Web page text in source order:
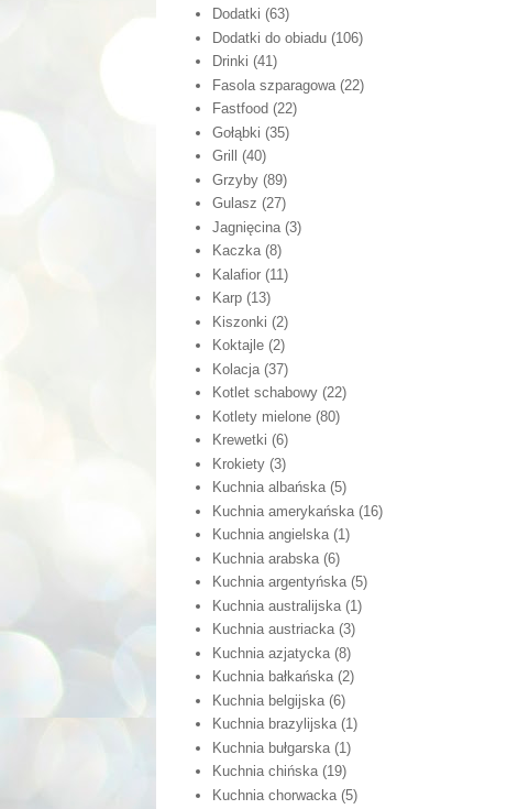
Dodatki (63)
Dodatki do obiadu (106)
Drinki (41)
Fasola szparagowa (22)
Fastfood (22)
Gołąbki (35)
Grill
(40)
Grzyby (89)
Gulasz (27)
Jagnięcina (3)
Kaczka (8)
Kalafior (11)
Karp (13)
Kiszonki (2)
Koktajle (2)
Kolacja (37)
Kotlet schabowy (22)
Kotlety mielone (80)
Krewetki (6)
Krokiety (3)
Kuchnia albańska (5)
Kuchnia amerykańska (16)
Kuchnia angielska (1)
Kuchnia arabska (6)
Kuchnia argentyńska (5)
Kuchnia australijska (1)
Kuchnia austriacka (3)
Kuchnia azjatycka (8)
Kuchnia bałkańska (2)
Kuchnia belgijska (6)
Kuchnia brazylijska (1)
Kuchnia bułgarska (1)
Kuchnia chińska (19)
Kuchnia chorwacka (5)